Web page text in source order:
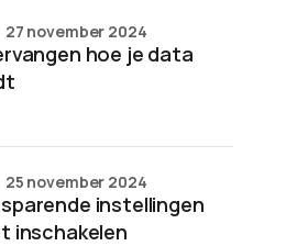
hoe je data
27 november 2024
instellingen
inschakelen
25 november 2024